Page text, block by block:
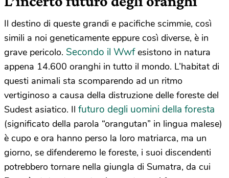
Il destino di queste grandi e pacifiche scimmie, così
simili a noi geneticamente eppure così diverse, è in
grave pericolo. Secondo il Wwfesistono in natura
appena 14.600 oranghi in tutto il mondo. L’habitat di
questi animali sta scomparendo ad un ritmo
vertiginoso a causa della distruzione delle foreste del
Sudest asiatico. Il futuro degli uomini della foresta
(significato della parola “orangutan” in lingua malese)
è cupo e ora hanno perso la loro matriarca, ma un
giorno, se difenderemo le foreste, i suoi discendenti
potrebbero tornare nella giungla di Sumatra, da cui